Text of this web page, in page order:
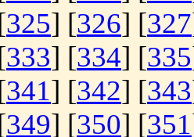
325] [326] [327
333] [334] [335
341] [342] [343
349] [350] [351